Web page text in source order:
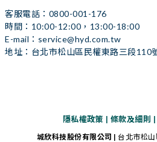
客服電話：0800-001-176
時間：10:00-12:00，13:00-18:00
E-mail：service@hyd.com.tw
地址：台北市松山區民權東路三段110
隱私權政策 | 條款及細則
城欣科技股份有限公司 | 台北市松